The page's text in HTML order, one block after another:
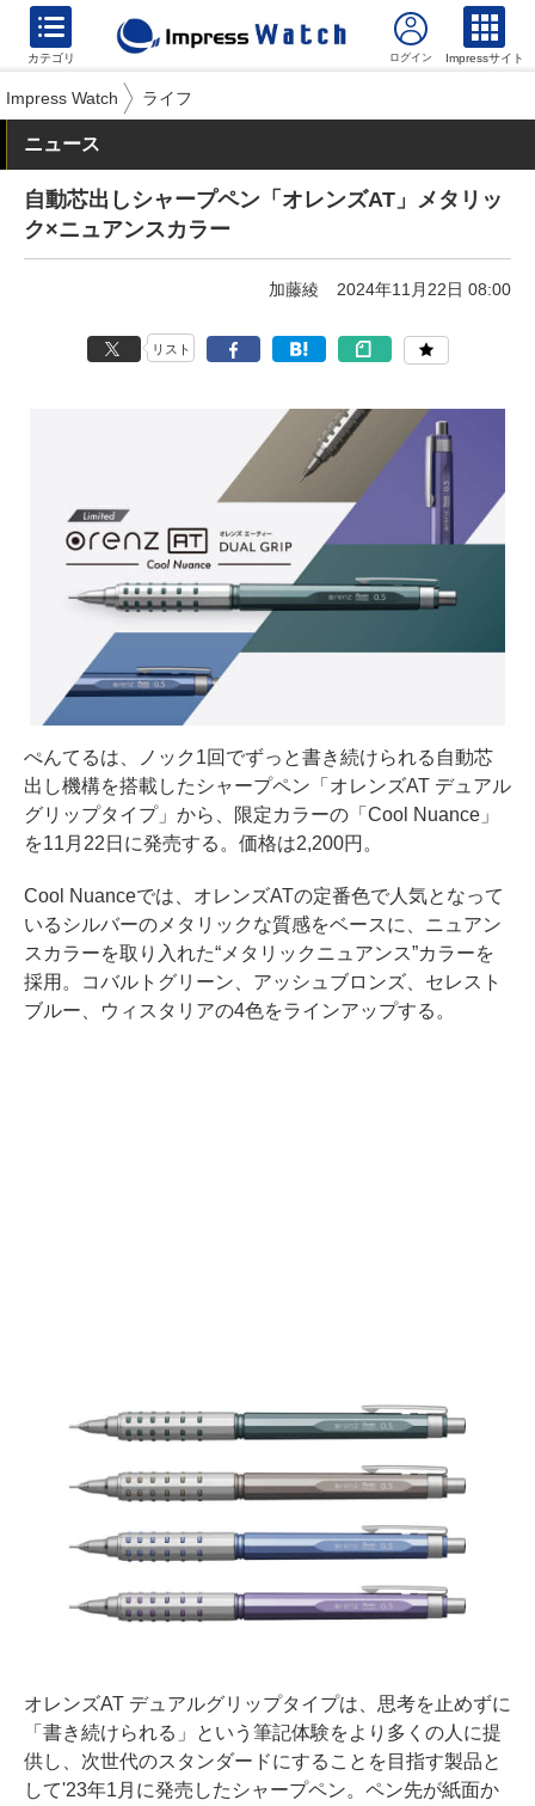
カテゴリ Impressサイト
Impress Watch ライフ
ニュース
自動芯出しシャープペン「オレンズAT」メタリッ
ク×ニュアンスカラー
加藤綾 2024年11月22日 08:00
リスト
ぺんてるは、ノック1回でずっと書き続けられる自動芯
出し機構を搭載したシャープペン「オレンズAT デュアル
グリップタイプ」から、限定カラーの「Cool Nuance」
を11月22日に発売する。価格は2,200円。
Cool Nuanceでは、オレンズATの定番色で人気となって
いるシルバーのメタリックな質感をベースに、ニュアン
スカラーを取り入れた“メタリックニュアンス”カラーを
採用。コバルトグリーン、アッシュブロンズ、セレスト
ブルー、ウィスタリアの4色をラインアップする。
オレンズAT デュアルグリップタイプは、思考を止めずに
「書き続けられる」という筆記体験をより多くの人に提
供し、次世代のスタンダードにすることを目指す製品と
して'23年1月に発売したシャープペン。ペン先が紙面か